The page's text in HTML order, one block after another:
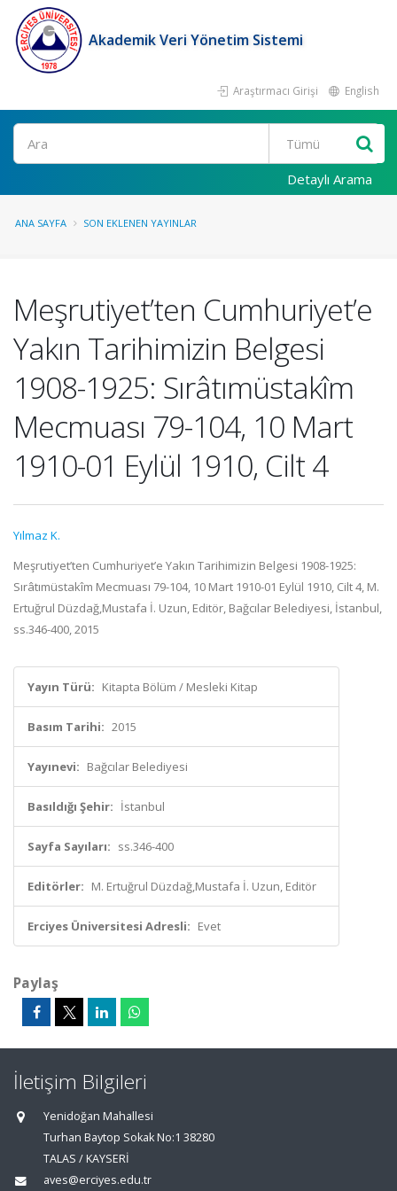
Akademik Veri Yönetim Sistemi
Araştırmacı Girişi English
Ara
Detaylı Arama
ANA SAYFA SON EKLENEN YAYINLAR
Meşrutiyet’ten Cumhuriyet’e
Yakın Tarihimizin Belgesi
1908-1925: Sırâtımüstakîm
Mecmuası 79-104, 10 Mart
1910-01 Eylül 1910, Cilt 4
Yılmaz K.
Meşrutiyet’ten Cumhuriyet’e Yakın Tarihimizin Belgesi 1908-1925:
Sırâtımüstakîm Mecmuası 79-104, 10 Mart 1910-01 Eylül 1910, Cilt 4, M.
Ertuğrul Düzdağ,Mustafa İ. Uzun, Editör, Bağcılar Belediyesi, İstanbul,
ss.346-400, 2015
Yayın Türü: Kitapta Bölüm / Mesleki Kitap
Basım Tarihi: 2015
Yayınevi: Bağcılar Belediyesi
Basıldığı Şehir: İstanbul
Sayfa Sayıları: ss.346-400
Editörler: M. Ertuğrul Düzdağ,Mustafa İ. Uzun, Editör
Erciyes Üniversitesi Adresli: Evet
Paylaş
İletişim Bilgileri
Yenidoğan Mahallesi
Turhan Baytop Sokak No:1 38280
TALAS / KAYSERİ
aves@erciyes.edu.tr